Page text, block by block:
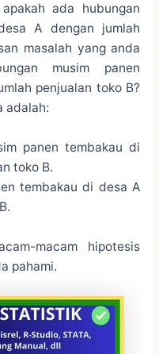
ada hubungan
A dengan jumlah
masalah yang anda
musim panen
penjualan toko B?
adalah:
panen tembakau di
toko B.
tembakau di desa A
macam hipotesis
pahami.